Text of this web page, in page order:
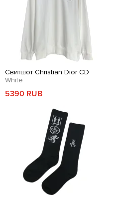
Свитшот Christian Dior CD
White
5390 RUB